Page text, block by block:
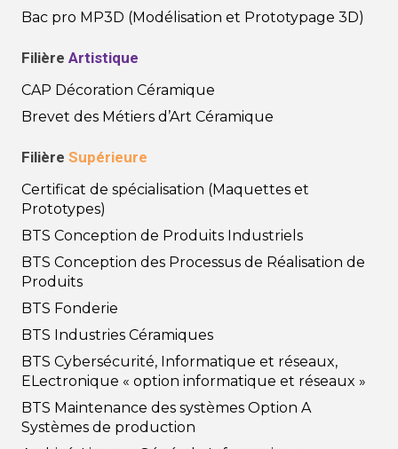
Bac pro MP3D (Modélisation et Prototypage 3D)
Filière Artistique
CAP Décoration Céramique
Brevet des Métiers d’Art Céramique
Filière Supérieure
Certificat de spécialisation (Maquettes et
Prototypes)
BTS Conception de Produits Industriels
BTS Conception des Processus de Réalisation de
Produits
BTS Fonderie
BTS Industries Céramiques
BTS Cybersécurité, Informatique et réseaux,
ELectronique « option informatique et réseaux »
BTS Maintenance des systèmes Option A
Systèmes de production